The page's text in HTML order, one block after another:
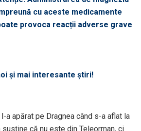
cu aceste medicamente
provoca reacții adverse grave
și mai interesante știri!
a apărat pe Dragnea când s-a aflat la
susține că nu este din Teleorman, ci